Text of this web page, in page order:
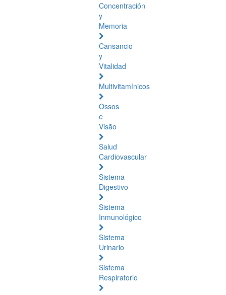
Concentración
y
Memoria
Cansancio
y
Vitalidad
Multivitamínicos
Ossos
e
Visão
Salud
Cardiovascular
Sistema
Digestivo
Sistema
Inmunológico
Sistema
Urinario
Sistema
Respiratorio